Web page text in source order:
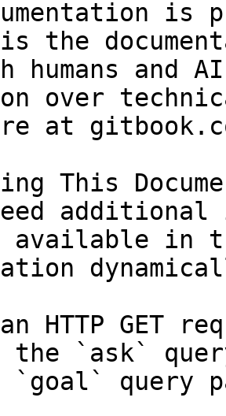
is
the
humans and
over
at
This
in
HTTP GET
the `ask`
`goal` query